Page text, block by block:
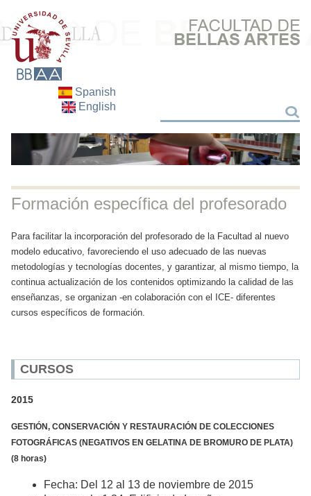
Spanish
English
Buscar
Formación específica del profesorado
Para facilitar la incorporación del profesorado de la Facultad al nuevo
modelo educativo, favoreciendo el uso adecuado de las nuevas
metodologías y tecnologías docentes, y garantizar, al mismo tiempo, la
continua actualización de los contenidos optimizando la calidad de las
enseñanzas, se organizan -en colaboración con el ICE- diferentes
cursos específicos de formación
CURSOS
2015
GESTIÓN, CONSERVACIÓN Y RESTAURACIÓN DE COLECCIONES
FOTOGRÁFICAS (NEGATIVOS EN GELATINA DE BROMURO DE PLATA)
(8 horas)
Fecha: Del 12 al 13 de noviembre de 2015